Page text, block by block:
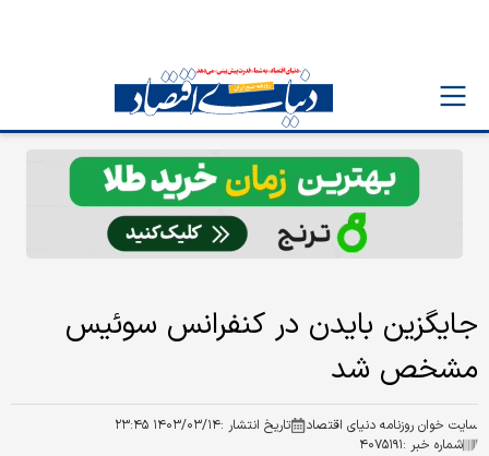
جایگزین بایدن در کنفرانس سوئیس
مشخص شد
سایت خوان روزنامه دنیای اقتصاد تاریخ انتشار :۱۴۰۳/۰۳/۱۴ ۲۳:۴۵
شماره خبر :۴۰۷۵۱۹۱